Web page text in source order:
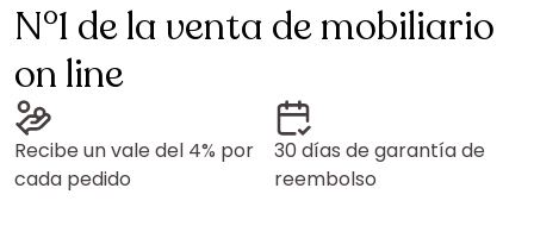
N°1 de la venta de mobiliario
on line
Recibe un vale del 4% por
cada pedido
30 días de garantía de
reembolso